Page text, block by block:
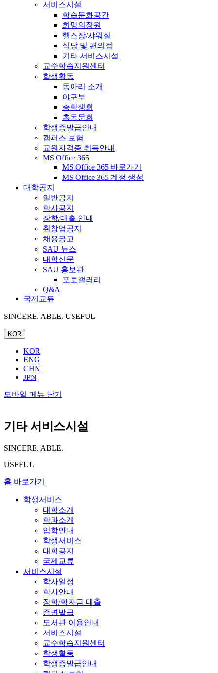
서비스시설
학습문화공간
희망의정원
헬스장/샤워실
식당 및 편의점
기타 서비스시설
교수학습지원센터
학생활동
동아리 소개
야구부
총학생회
총동문회
학생증발급안내
캠퍼스 보험
교원자격증 취득안내
MS Office 365
MS Office 365 바로가기
MS Office 365 계정 생성
대학공지
일반공지
학사공지
장학/대출 안내
취창업공지
채용공고
SAU 뉴스
대학신문
SAU 홍보관
포토갤러리
Q&A
국제교류
SINCERE. ABLE. USEFUL
KOR
KOR
ENG
CHN
JPN
모바일 메뉴 닫기
기타 서비스시설
SINCERE. ABLE.
USEFUL
홈 바로가기
학생서비스
대학소개
학과소개
입학안내
학생서비스
대학공지
국제교류
서비스시설
학사일정
학사안내
장학/학자금 대출
증명발급
도서관 이용안내
서비스시설
교수학습지원센터
학생활동
학생증발급안내